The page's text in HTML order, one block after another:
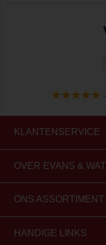
KLANTENSERVICE
OVER EVANS &
ONS ASSORTIMENT
HANDIGE LINKS